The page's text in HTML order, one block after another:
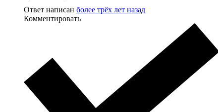
Ответ написан более трёх лет назад
Комментировать